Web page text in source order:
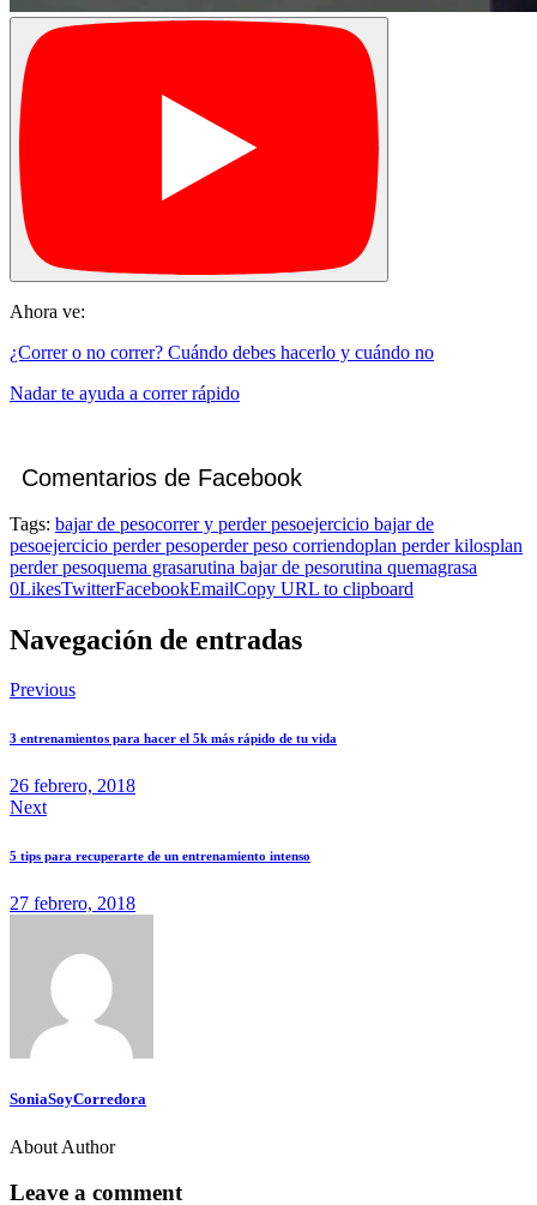
Ahora ve:
¿Correr o no correr? Cuándo debes hacerlo y cuándo no
Nadar te ayuda a correr rápido
Comentarios de Facebook
Tags: bajar de pesocorrer y perder pesoejercicio bajar de
pesoejercicio perder pesoperder peso corriendoplan perder kilosplan
perder pesoquema grasarutina bajar de pesorutina quemagrasa
0LikesTwitterFacebookEmailCopy URL to clipboard
Navegación de entradas
Previous
3 entrenamientos para hacer el 5k más rápido de tu vida
26 febrero, 2018
Next
5 tips para recuperarte de un entrenamiento intenso
27 febrero, 2018
SoniaSoyCorredora
About Author
Leave a comment